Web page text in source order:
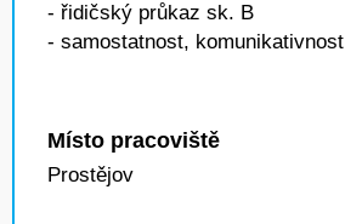
- řidičský průkaz sk. B
- samostatnost, komunikativnost
Místo pracoviště
Prostějov